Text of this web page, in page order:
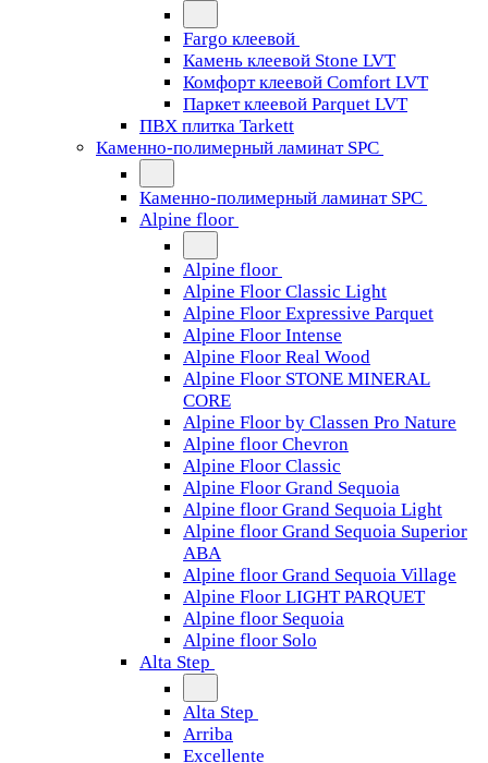
Fargo клеевой
Камень клеевой Stone LVT
Комфорт клеевой Comfort LVT
Паркет клеевой Parquet LVT
ПВХ плитка Tarkett
Каменно-полимерный ламинат SPC
Каменно-полимерный ламинат SPC
Alpine floor
Alpine floor
Alpine Floor Classic Light
Alpine Floor Expressive Parquet
Alpine Floor Intense
Alpine Floor Real Wood
Alpine Floor STONE MINERAL
CORE
Alpine Floor by Classen Pro Nature
Alpine floor Chevron
Alpine Floor Classic
Alpine Floor Grand Sequoia
Alpine floor Grand Sequoia Light
Alpine floor Grand Sequoia Superior
ABA
Alpine floor Grand Sequoia Village
Alpine Floor LIGHT PARQUET
Alpine floor Sequoia
Alpine floor Solo
Alta Step
Alta Step
Arriba
Excellente